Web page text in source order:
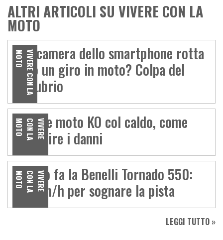
ALTRI ARTICOLI SU VIVERE CON LA
MOTO
V
I
V
E
R
E
C
O
N
L
A
M
O
T
O
Fotocamera dello smartphone rotta
dopo un giro in moto? Colpa del
manubrio
V
I
V
E
R
E
C
O
N
L
A
M
O
T
O
Gomme moto KO col caldo, come
prevenire i danni
V
I
V
E
R
E
C
O
N
L
A
M
O
T
O
Quanto fa la Benelli Tornado 550:
180 km/h per sognare la pista
LEGGI TUTTO »